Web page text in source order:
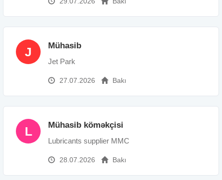
J Mühasib
Jet Park
27.07.2026 Bakı
L Mühasib köməkçisi
Lubricants supplier MMC
28.07.2026 Bakı